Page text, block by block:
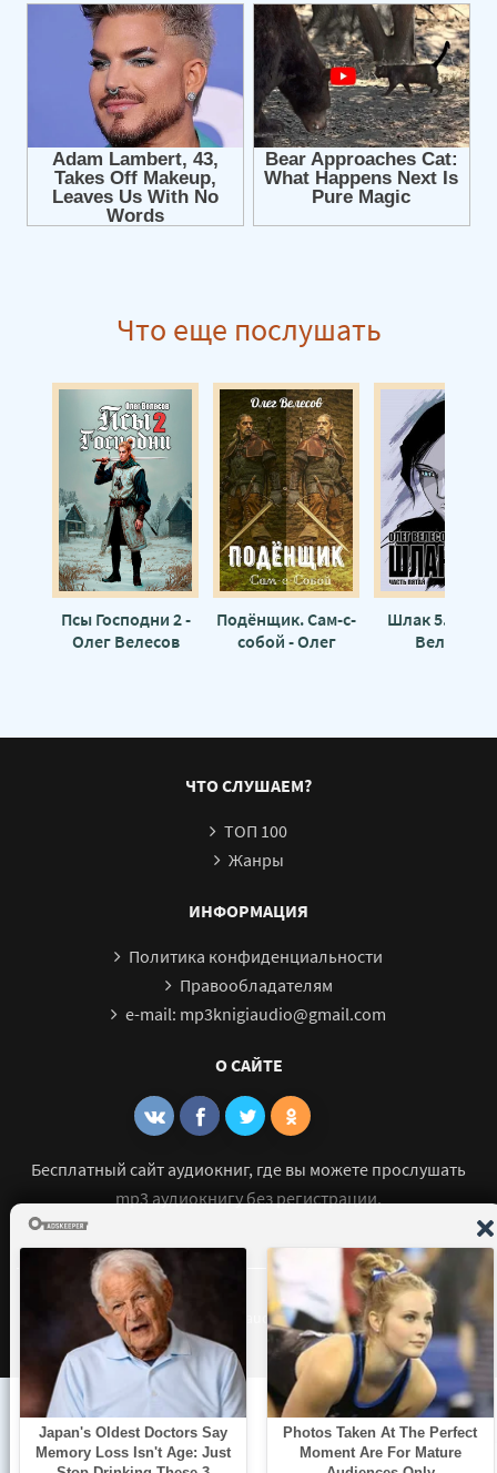
Что еще послушать
Псы Господни 2 -
Олег Велесов
Подёнщик. Сам-с-
собой - Олег
Шлак 5.0 -
Велесов
ЧТО СЛУШАЕМ?
ТОП 100
Жанры
ИНФОРМАЦИЯ
Политика конфиденциальности
Правообладателям
e-mail: mp3knigiaudio@gmail.com
О САЙТЕ
Бесплатный сайт аудиокниг, где вы можете прослушать
mp3 аудиокнигу без регистрации.
© 2021 - 2026 mp3-knigi-audio.com Все права защищены